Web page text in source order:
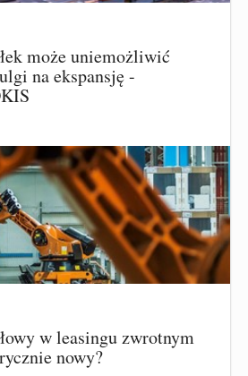
może uniemożliwić
na ekspansję -
w leasingu zwrotnym
nowy?